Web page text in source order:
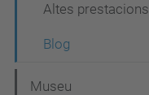
Altes prestacions
Blog
Museu